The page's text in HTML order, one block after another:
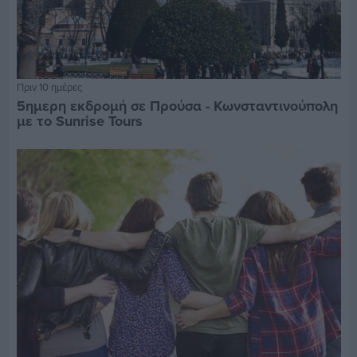
Πριν 10 ημέρες
5ημερη εκδρομή σε Προύσα - Κωνσταντινούπολη
με το Sunrise Tours